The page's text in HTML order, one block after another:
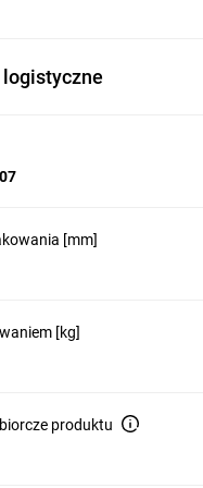
bloki push-in
jako pierwsza
logistyczne
[mm]
[kg]
produktu